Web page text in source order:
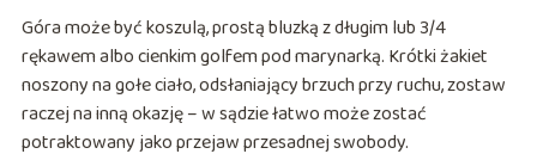
Góra może być koszulą, prostą bluzką z długim lub 3/4
rękawem albo cienkim golfem pod marynarką. Krótki żakiet
noszony na gołe ciało, odsłaniający brzuch przy ruchu, zostaw
raczej na inną okazję – w sądzie łatwo może zostać
potraktowany jako przejaw przesadnej swobody.